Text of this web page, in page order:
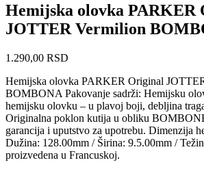
Hemijska olovka PARKER
JOTTER Vermilion
1.290,00 RSD
Hemijska olovka PARKER Original
BOMBONA Pakovanje sadrži: Hemijsku
hemijsku olovku – u plavoj boji, debljina
Originalna poklon kutija u obliku
garancija i uputstvo za upotrebu. Dimenzija
Dužina: 128.00mm / Širina: 9.5.00mm /
proizvedena u Francuskoj.